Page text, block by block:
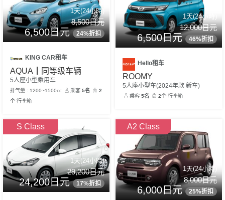
1天(24小時)
8,500日元
6,500日元 24%折扣
KING CAR租车
AQUA┃同等级车辆
5人座小型乘用车
排气量 : 1200~1500cc 乘客5名
2
个 行李箱
1天(24小時)
12,000日元
6,500日元 46%折扣
Hello租车
ROOMY
5人座小型车(2024年款 新车)
乘客5名 2个行李箱
S Class
1天(24小時)
29,200日元
24,200日元 17%折扣
A2 Class
1天(24小時)
8,000日元
6,000日元 25%折扣